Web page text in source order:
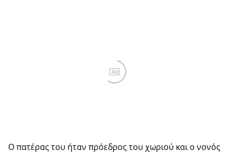
Ad
Ο πατέρας του ήταν πρόεδρος του χωριού και ο νονός